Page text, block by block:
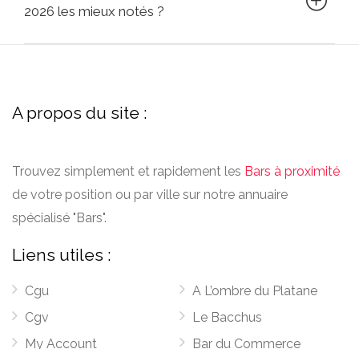
2026 les mieux notés ?
A propos du site :
Trouvez simplement et rapidement les Bars à proximité
de votre position ou par ville sur notre annuaire
spécialisé "Bars".
Liens utiles :
Cgu
Cgv
My Account
A L’ombre du Platane
Le Bacchus
Bar du Commerce